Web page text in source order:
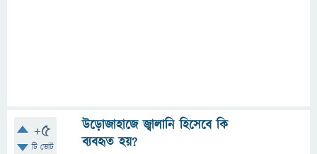
+5
টি ভোট
উড়োজাহাজে জ্বালানি হিসেবে কি
ব্যবহৃত হয়?